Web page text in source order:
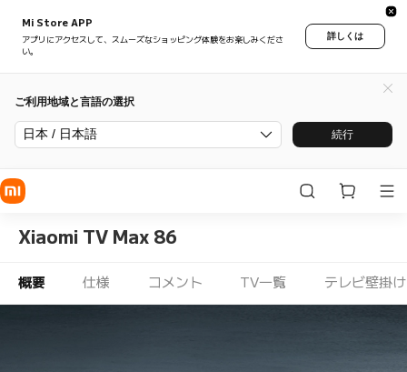
Mi Store APP
アプリにアクセスして、スムーズなショッピング体験をお楽しみくださ
い。
詳しくは
ご利用地域と言語の選択
日本 / 日本語 続行
Xiaomi TV Max 86
概要 仕様 コメント TV一覧 テレビ壁掛